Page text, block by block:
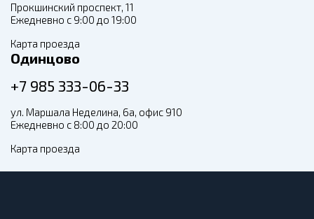
Прокшинский проспект, 11
Ежедневно с 9:00 до 19:00
Карта проезда
Одинцово
+7 985 333-06-33
ул. Маршала Неделина, 6а, офис 910
Ежедневно с 8:00 до 20:00
Карта проезда